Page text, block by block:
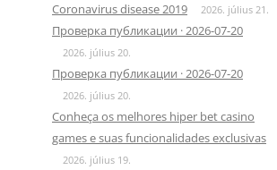
Coronavirus disease 2019 2026. július 21.
Проверка публикации · 2026-07-20
2026. július 20.
Проверка публикации · 2026-07-20
2026. július 20.
Conheça os melhores hiper bet casino
games e suas funcionalidades exclusivas
2026. július 19.